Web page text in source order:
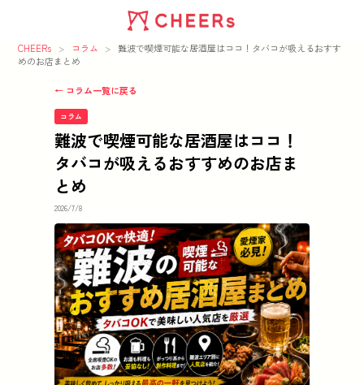
CHEERs > コラム >
難波で喫煙可能な居酒屋はココ！タバコが吸えるおすす
めのお店まとめ
← コラム一覧に戻る
コラム
難波で喫煙可能な居酒屋はココ！
タバコが吸えるおすすめのお店ま
とめ
2026/7/8